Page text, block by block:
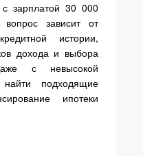
зарплатой 30 000
зависит от
истории,
дохода и выбора
с невысокой
подходящие
ипотеки